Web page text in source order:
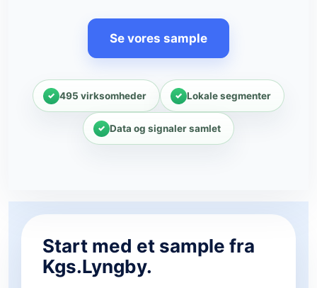
Se vores sample
495 virksomheder Lokale segmenter
Data og signaler samlet
Start med et sample fra
Kgs.Lyngby.